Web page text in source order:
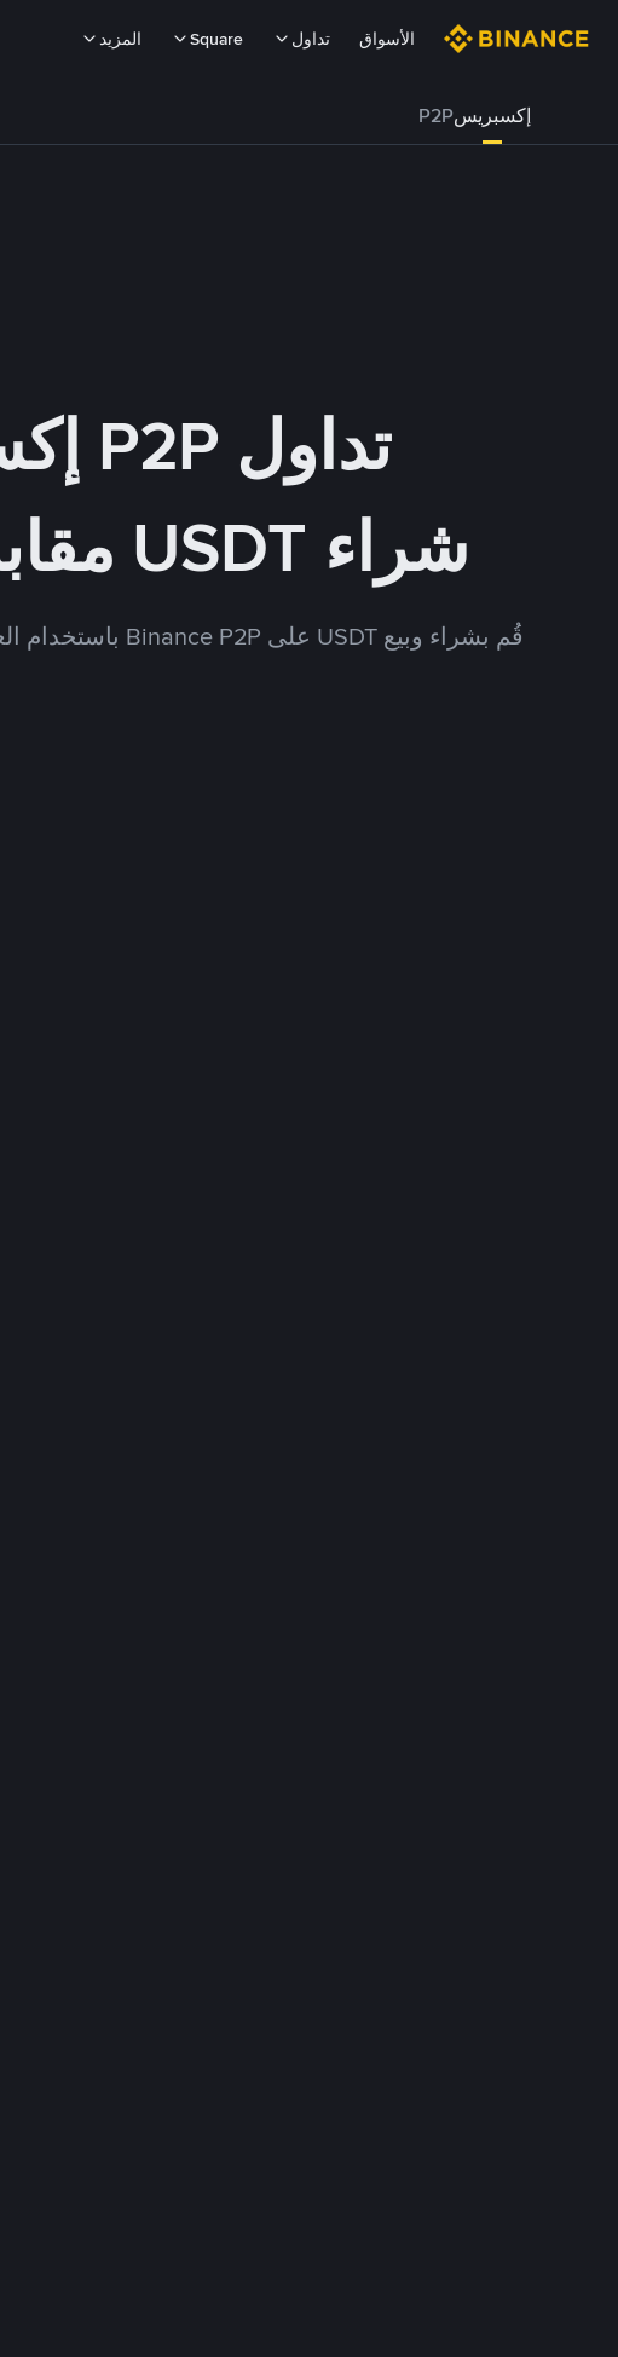
الأسواق تداول Square المزيد
إكسبريسP2P
تداول P2P إكسبريس
شراء USDT مقابل RSD
قُم بشراء وبيع USDT على Binance P2P باستخدام العديد من طرق الدفع